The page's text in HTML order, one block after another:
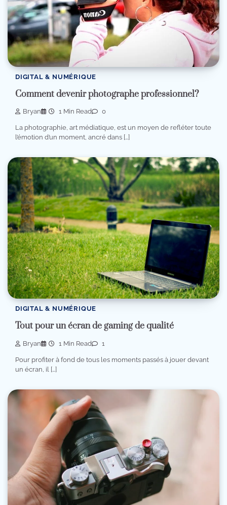
DIGITAL & NUMÉRIQUE
Comment devenir photographe professionnel?
Bryan 1 Min Read 0
La photographie, art médiatique, est un moyen de refléter toute
l’émotion d’un moment, ancré dans […]
DIGITAL & NUMÉRIQUE
Tout pour un écran de gaming de qualité
Bryan 1 Min Read 1
Pour profiter à fond de tous les moments passés à jouer devant
un écran, il […]